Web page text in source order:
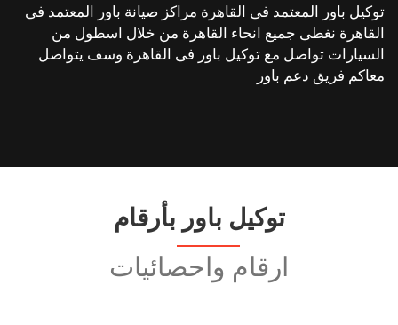
توكيل باور المعتمد فى القاهرة مراكز صيانة باور المعتمد فى
القاهرة نغطى جميع انحاء القاهرة من خلال اسطول من
السيارات تواصل مع توكيل باور فى القاهرة وسف يتواصل
معاكم فريق دعم باور
توكيل باور بأرقام
ارقام واحصائيات